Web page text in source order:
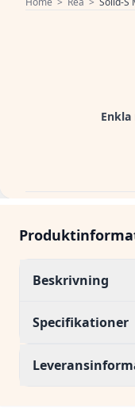
Beskrivning
Specifikationer